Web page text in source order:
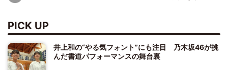
PICK UP
井上和の“やる気フォント”にも注目 乃木坂46が挑
んだ書道パフォーマンスの舞台裏